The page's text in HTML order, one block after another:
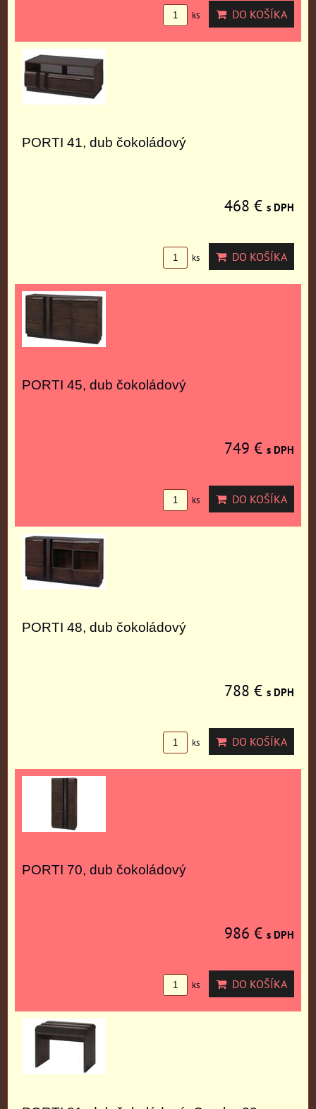
ks DO KOŠÍKA
PORTI 41, dub čokoládový
468 € s DPH
ks DO KOŠÍKA
PORTI 45, dub čokoládový
749 € s DPH
ks DO KOŠÍKA
PORTI 48, dub čokoládový
788 € s DPH
ks DO KOŠÍKA
PORTI 70, dub čokoládový
986 € s DPH
ks DO KOŠÍKA